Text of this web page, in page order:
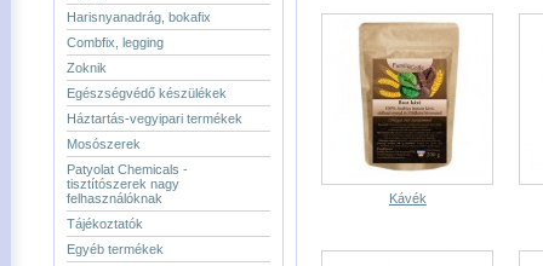
Harisnyanadrág, bokafix
Combfix, legging
Zoknik
Egészségvédő készülékek
Háztartás-vegyipari termékek
Mosószerek
Patyolat Chemicals -
tisztítószerek nagy
felhasználóknak
Tájékoztatók
Egyéb termékek
Kávék